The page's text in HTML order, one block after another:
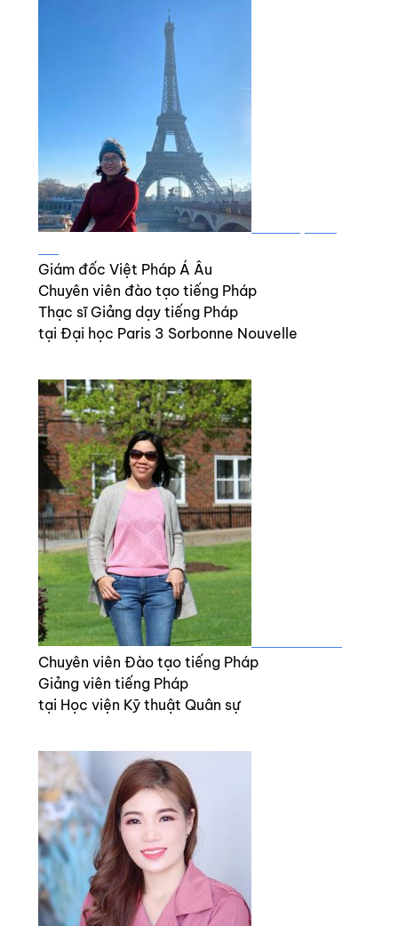
Giám đốc Việt Pháp Á Âu
Chuyên viên đào tạo tiếng Pháp
Thạc sĩ Giảng dạy tiếng Pháp
tại Đại học Paris 3 Sorbonne Nouvelle
Chuyên viên Đào tạo tiếng Pháp
Giảng viên tiếng Pháp
tại Học viện Kỹ thuật Quân sự